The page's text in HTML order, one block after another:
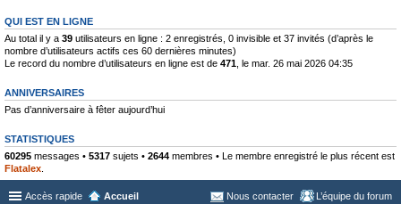
QUI EST EN LIGNE
Au total il y a 39 utilisateurs en ligne : 2 enregistrés, 0 invisible et 37 invités (d’après le
nombre d’utilisateurs actifs ces 60 dernières minutes)
Le record du nombre d’utilisateurs en ligne est de 471 , le mar. 26 mai 2026 04:35
ANNIVERSAIRES
Pas d’anniversaire à fêter aujourd’hui
STATISTIQUES
60295 messages • 5317 sujets • 2644 membres • Le membre enregistré le plus récent est
Flatalex
Accès rapide Accueil L’équipe du forum
Nous contacter